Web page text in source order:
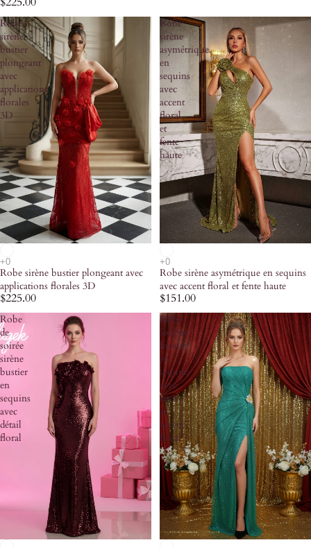
Robe
sirène
bustier
plongeant
avec
applications
florales
3D
Robe sirène bustier plongeant avec
applications florales 3D
$225.00
Robe
sirène
asymétrique
en
sequins
avec
accent
floral
et
fente
haute
Robe sirène asymétrique en sequins
avec accent floral et fente haute
$151.00
Robe
de
soirée
sirène
bustier
en
sequins
avec
détail
floral
Robe
longue
bustier
en
sequins
avec
fente
et
accent
floral